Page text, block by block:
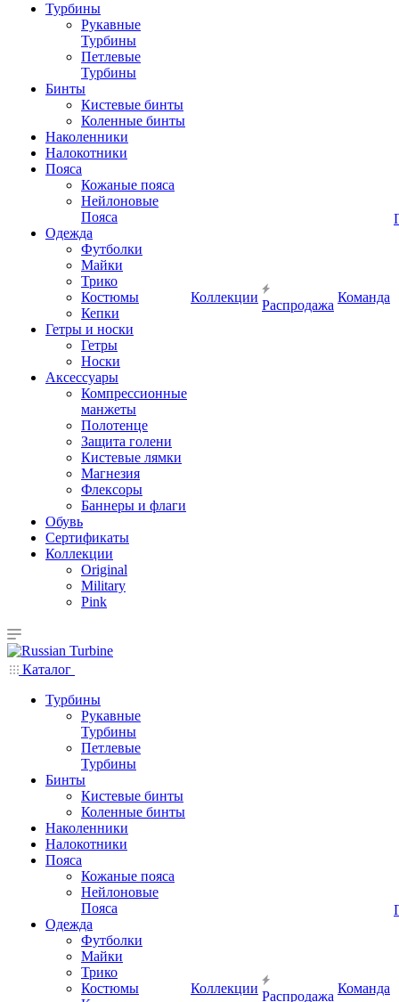
Турбины
Рукавные
Турбины
Петлевые
Турбины
Бинты
Кистевые бинты
Коленные бинты
Наколенники
Налокотники
Пояса
Кожаные пояса
Нейлоновые
Пояса
Одежда
Футболки
Майки
Трико
Костюмы
Кепки
Гетры и носки
Гетры
Носки
Аксессуары
Компрессионные
манжеты
Полотенце
Защита голени
Кистевые лямки
Магнезия
Флексоры
Баннеры и флаги
Обувь
Сертификаты
Коллекции
Original
Military
Pink
Коллекции
Распродажа
Команда
Каталог
Турбины
Рукавные
Турбины
Петлевые
Турбины
Бинты
Кистевые бинты
Коленные бинты
Наколенники
Налокотники
Пояса
Кожаные пояса
Нейлоновые
Пояса
Одежда
Футболки
Майки
Трико
Костюмы
Коллекции
Распродажа
Команда